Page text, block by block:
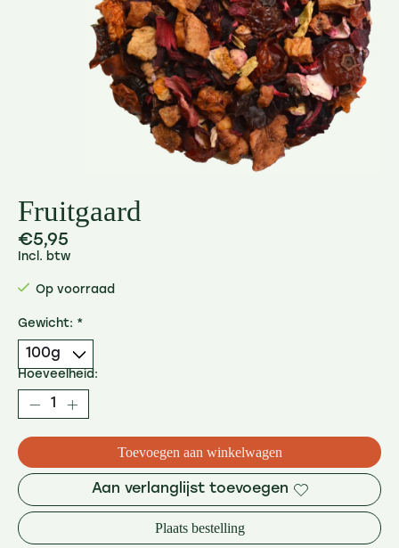
Fruitgaard
€5,95
Incl. btw
Op voorraad
Gewicht: *
Hoeveelheid:
Toevoegen aan winkelwagen
Aan verlanglijst toevoegen
Plaats bestelling